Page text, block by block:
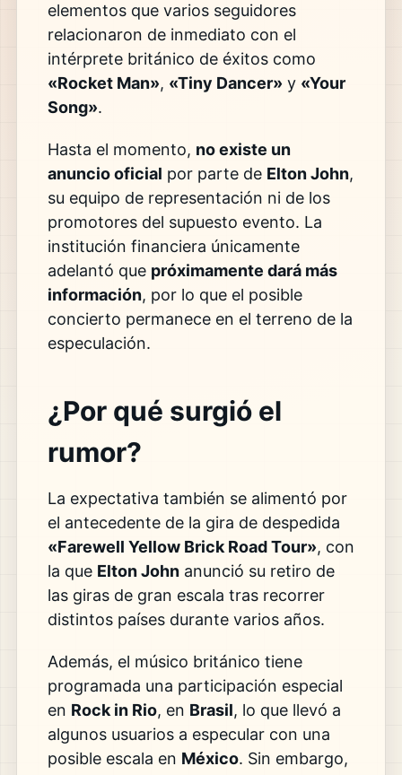
elementos que varios seguidores
relacionaron de inmediato con el
intérprete británico de éxitos como
«Rocket Man», «Tiny Dancer»y «Your
Song».
Hasta el momento, no existe un
anuncio oficial por parte de Elton John,
su equipo de representación ni de los
promotores del supuesto evento. La
institución financiera únicamente
adelantó que próximamente dará más
información, por lo que el posible
concierto permanece en el terreno de la
especulación.
¿Por qué surgió el
rumor?
La expectativa también se alimentó por
el antecedente de la gira de despedida
«Farewell Yellow Brick Road Tour», con
la que Elton Johnanunció su retiro de
las giras de gran escala tras recorrer
distintos países durante varios años.
Además, el músico británico tiene
programada una participación especial
en Rock in Rio, en Brasil, lo que llevó a
algunos usuarios a especular con una
posible escala en México. Sin embargo,